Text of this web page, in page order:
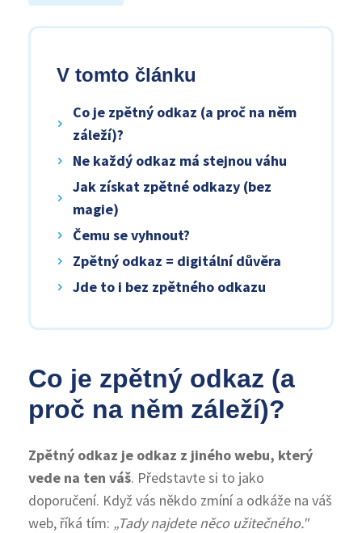
V tomto článku
Co je zpětný odkaz (a proč na něm
záleží)?
Ne každý odkaz má stejnou váhu
Jak získat zpětné odkazy (bez
magie)
Čemu se vyhnout?
Zpětný odkaz = digitální důvěra
Jde to i bez zpětného odkazu
Co je zpětný odkaz (a
proč na něm záleží)?
Zpětný odkaz je odkaz z jiného webu, který
vede na ten váš. Představte si to jako
doporučení. Když vás někdo zmíní a odkáže na váš
web, říká tím: „Tady najdete něco užitečného."